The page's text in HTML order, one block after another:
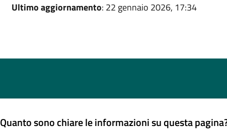
Ultimo aggiornamento: 22 gennaio 2026, 17:34
Quanto sono chiare le informazioni su questa